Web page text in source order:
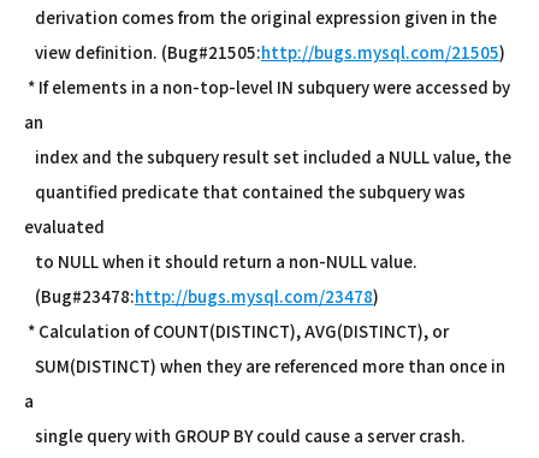
derivation comes from the original expression given in the
view definition. (Bug#21505:http://bugs.mysql.com/21505)
* If elements in a non-top-level IN subquery were accessed by
an
index and the subquery result set included a NULL value, the
quantified predicate that contained the subquery was
evaluated
to NULL when it should return a non-NULL value.
(Bug#23478:http://bugs.mysql.com/23478)
* Calculation of COUNT(DISTINCT), AVG(DISTINCT), or
SUM(DISTINCT) when they are referenced more than once in
a
single query with GROUP BY could cause a server crash.